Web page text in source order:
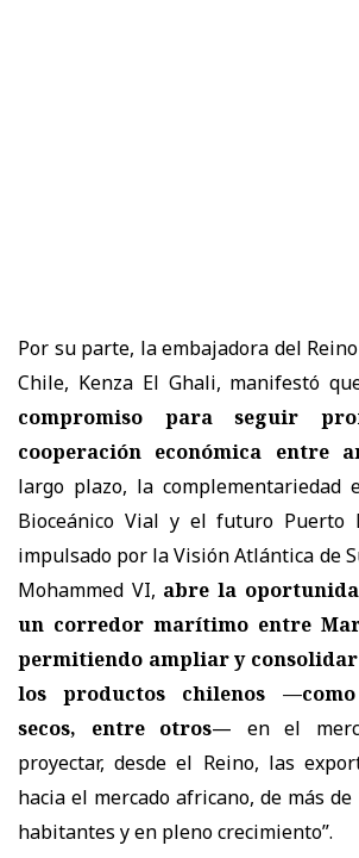
Por su parte, la embajadora del
Chile, Kenza El Ghali, manifestó
compromiso para seguir
cooperación económica entre
largo plazo, la complementariedad
Bioceánico Vial y el futuro Puerto
impulsado por la Visión Atlántica de
Mohammed VI, abre la
un corredor marítimo entre
permitiendo ampliar y
los productos chilenos
secos, entre otros— en el
proyectar, desde el Reino, las
hacia el mercado africano, de más
habitantes y en pleno crecimiento”.